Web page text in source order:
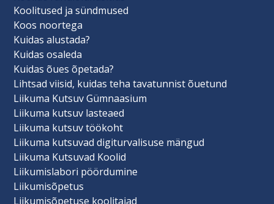
Koolitused ja sündmused
Koos noortega
Kuidas alustada?
Kuidas osaleda
Kuidas õues õpetada?
Lihtsad viisid, kuidas teha tavatunnist õuetund
Liikuma Kutsuv Gümnaasium
Liikuma kutsuv lasteaed
Liikuma kutsuv töökoht
Liikuma kutsuvad digiturvalisuse mängud
Liikuma Kutsuvad Koolid
Liikumislabori pöördumine
Liikumisõpetus
Liikumisõpetuse koolitajad